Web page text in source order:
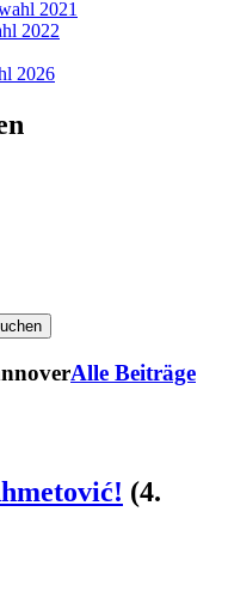
2021
2022
2026
Alle Beiträge
(4.